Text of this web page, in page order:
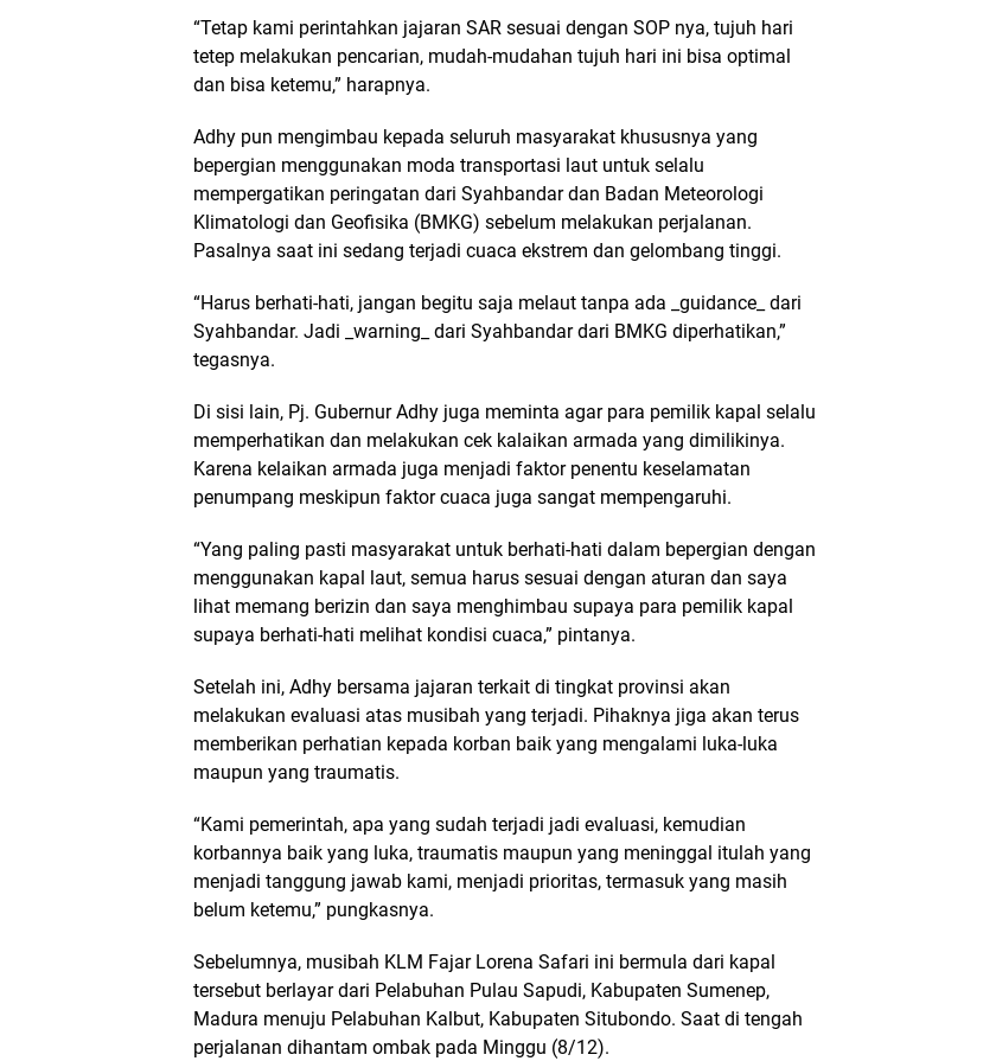
“Tetap kami perintahkan jajaran SAR sesuai dengan SOP nya, tujuh hari
tetep melakukan pencarian, mudah-mudahan tujuh hari ini bisa optimal
dan bisa ketemu,” harapnya.
Adhy pun mengimbau kepada seluruh masyarakat khususnya yang
bepergian menggunakan moda transportasi laut untuk selalu
mempergatikan peringatan dari Syahbandar dan Badan Meteorologi
Klimatologi dan Geofisika (BMKG) sebelum melakukan perjalanan.
Pasalnya saat ini sedang terjadi cuaca ekstrem dan gelombang tinggi.
“Harus berhati-hati, jangan begitu saja melaut tanpa ada _guidance_ dari
Syahbandar. Jadi _warning_ dari Syahbandar dari BMKG diperhatikan,”
tegasnya.
Di sisi lain, Pj. Gubernur Adhy juga meminta agar para pemilik kapal selalu
memperhatikan dan melakukan cek kalaikan armada yang dimilikinya.
Karena kelaikan armada juga menjadi faktor penentu keselamatan
penumpang meskipun faktor cuaca juga sangat mempengaruhi.
“Yang paling pasti masyarakat untuk berhati-hati dalam bepergian dengan
menggunakan kapal laut, semua harus sesuai dengan aturan dan saya
lihat memang berizin dan saya menghimbau supaya para pemilik kapal
supaya berhati-hati melihat kondisi cuaca,” pintanya.
Setelah ini, Adhy bersama jajaran terkait di tingkat provinsi akan
melakukan evaluasi atas musibah yang terjadi. Pihaknya jiga akan terus
memberikan perhatian kepada korban baik yang mengalami luka-luka
maupun yang traumatis.
“Kami pemerintah, apa yang sudah terjadi jadi evaluasi, kemudian
korbannya baik yang luka, traumatis maupun yang meninggal itulah yang
menjadi tanggung jawab kami, menjadi prioritas, termasuk yang masih
belum ketemu,” pungkasnya.
Sebelumnya, musibah KLM Fajar Lorena Safari ini bermula dari kapal
tersebut berlayar dari Pelabuhan Pulau Sapudi, Kabupaten Sumenep,
Madura menuju Pelabuhan Kalbut, Kabupaten Situbondo. Saat di tengah
perjalanan dihantam ombak pada Minggu (8/12).